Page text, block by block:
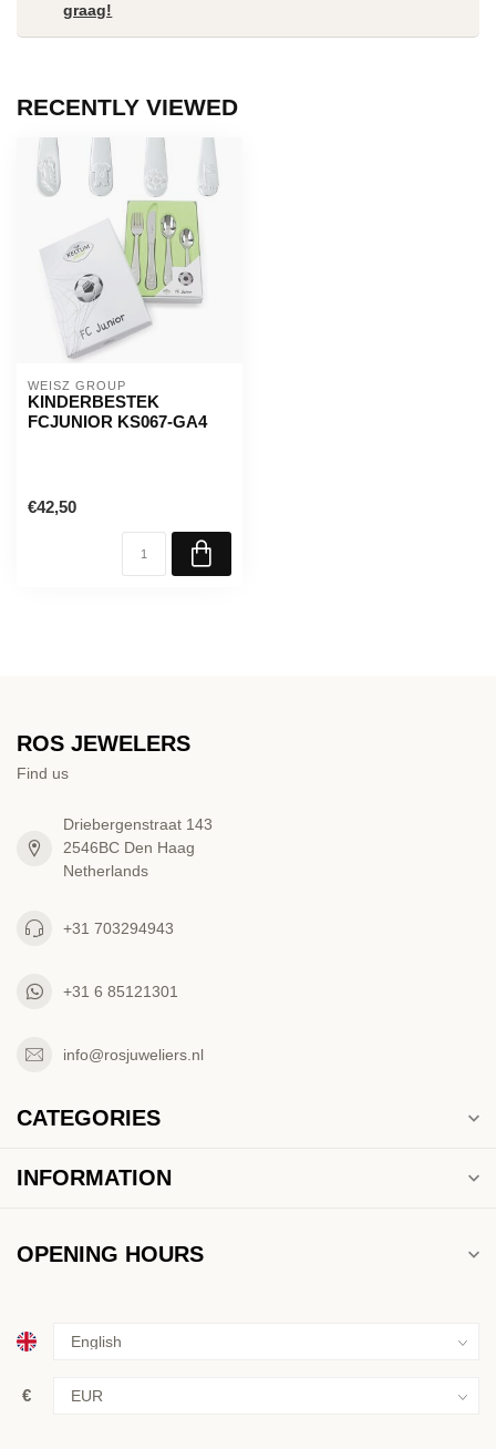
graag!
RECENTLY VIEWED
WEISZ GROUP
KINDERBESTEK
FCJUNIOR KS067-GA4
€42,50
ROS JEWELERS
Find us
Driebergenstraat 143
2546BC Den Haag
Netherlands
+31 703294943
+31 6 85121301
info@rosjuweliers.nl
CATEGORIES
INFORMATION
OPENING HOURS
€